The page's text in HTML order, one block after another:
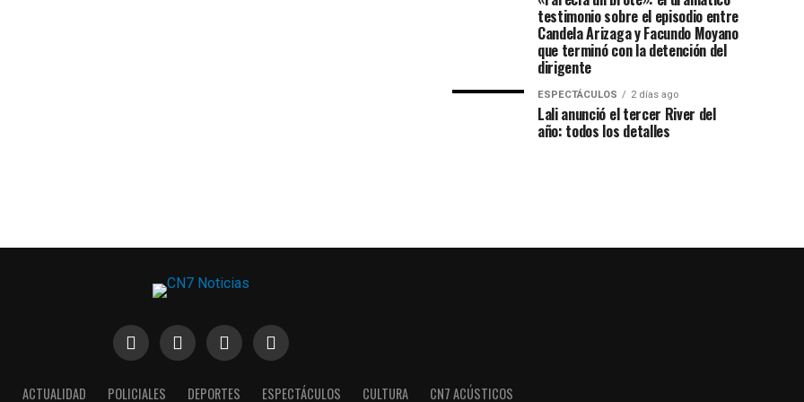
testimonio sobre el episodio entre
Candela Arizaga y Facundo Moyano
que terminó con la detención del
dirigente
ESPECTÁCULOS 2 días ago
Lali anunció el tercer River del
año: todos los detalles
ACTUALIDAD POLICIALES DEPORTES ESPECTÁCULOS CULTURA CN7 ACÚSTICOS